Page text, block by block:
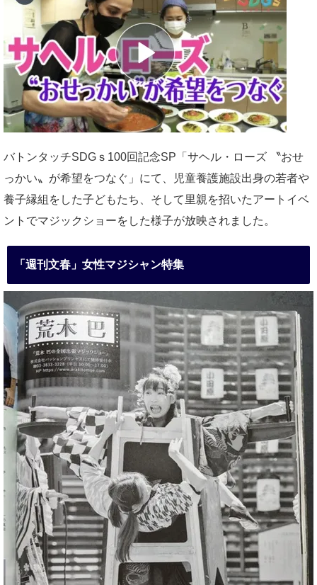
バトンタッチSDGｓ100回記念SP「サヘル・ローズ 〝おせ
っかい〟が希望をつなぐ」にて、児童養護施設出身の若者や
養子縁組をした子どもたち、そして里親を招いたアートイベ
ントでマジックショーをした様子が放映されました。
「週刊文春」女性マジシャン特集